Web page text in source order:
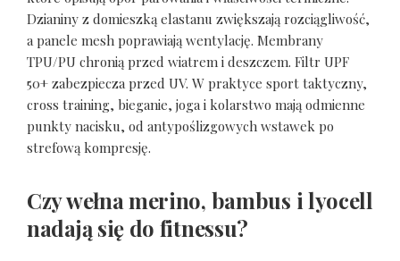
Dzianiny z domieszką elastanu zwiększają rozciągliwość,
a panele mesh poprawiają wentylację. Membrany
TPU/PU chronią przed wiatrem i deszczem. Filtr UPF
50+ zabezpiecza przed UV. W praktyce sport taktyczny,
cross training, bieganie, joga i kolarstwo mają odmienne
punkty nacisku, od antypoślizgowych wstawek po
strefową kompresję.
Czy wełna merino, bambus i lyocell
nadają się do fitnessu?